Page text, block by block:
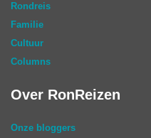
Rondreis
Familie
Cultuur
Columns
Over RonReizen
Onze bloggers